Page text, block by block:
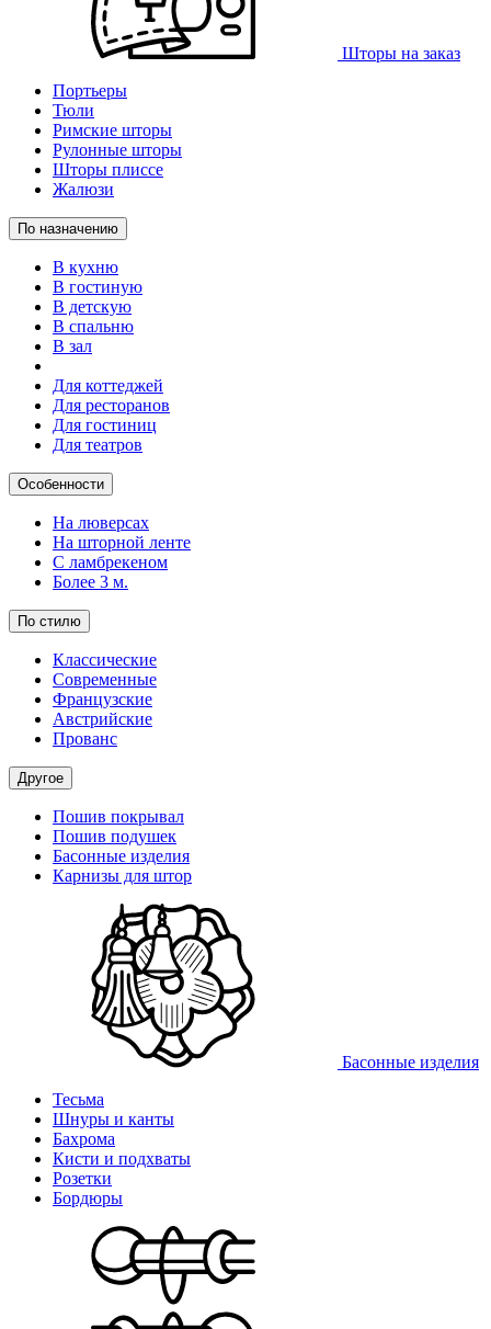
Шторы на заказ
Портьеры
Тюли
Римские шторы
Рулонные шторы
Шторы плиссе
Жалюзи
По назначению
В кухню
В гостиную
В детскую
В спальню
В зал
Для коттеджей
Для ресторанов
Для гостиниц
Для театров
Особенности
На люверсах
На шторной ленте
С ламбрекеном
Более 3 м.
По стилю
Классические
Современные
Французские
Австрийские
Прованс
Другое
Пошив покрывал
Пошив подушек
Басонные изделия
Карнизы для штор
Басонные изделия
Тесьма
Шнуры и канты
Бахрома
Кисти и подхваты
Розетки
Бордюры